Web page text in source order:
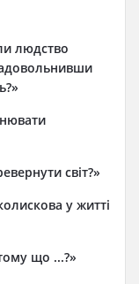
людство
світ?»
у житті
що ...?»